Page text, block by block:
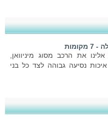
את הרכב מסוג מיניוואן,
נסיעה גבוהה לצד כל בני